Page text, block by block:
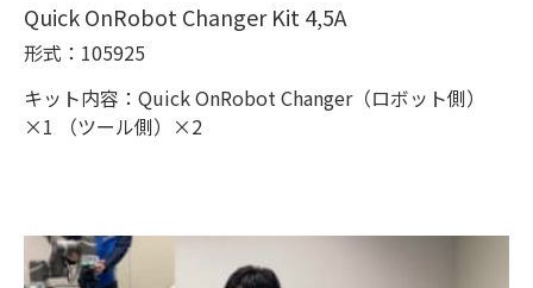
Quick OnRobot Changer Kit 4,5A
形式：105925
キット内容：Quick OnRobot Changer（ロボット側）
×1 （ツール側）×2